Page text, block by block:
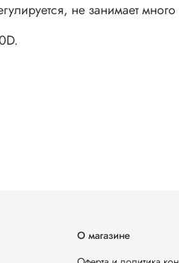
не занимает много
О магазине